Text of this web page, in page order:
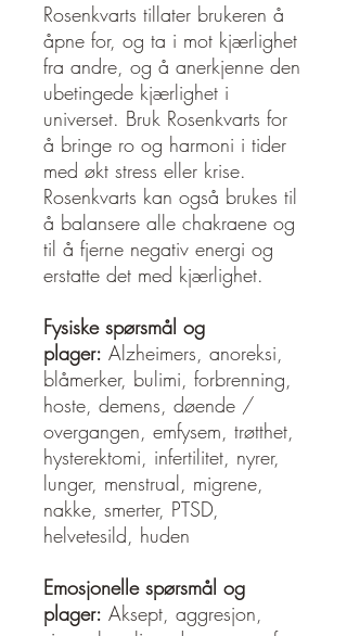
Rosenkvarts tillater brukeren å
åpne for, og ta i mot kjærlighet
fra andre, og å anerkjenne den
ubetingede kjærlighet i
universet. Bruk Rosenkvarts for
å bringe ro og harmoni i tider
med økt stress eller krise.
Rosenkvarts kan også brukes til
å balansere alle chakraene og
til å fjerne negativ energi og
erstatte det med kjærlighet.
Fysiske spørsmål og
plager: Alzheimers, anoreksi,
blåmerker, bulimi, forbrenning,
hoste, demens, døende /
overgangen, emfysem, trøtthet,
hysterektomi, infertilitet, nyrer,
lunger, menstrual, migrene,
nakke, smerter, PTSD,
helvetesild, huden
Emosjonelle spørsmål og
plager: Aksept, aggresjon,